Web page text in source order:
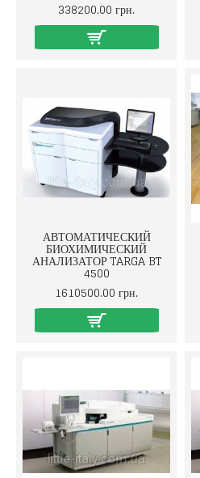
338200.00 грн.
АВТОМАТИЧЕСКИЙ
БИОХИМИЧЕСКИЙ
АНАЛИЗАТОР TARGA BT
4500
1610500.00 грн.